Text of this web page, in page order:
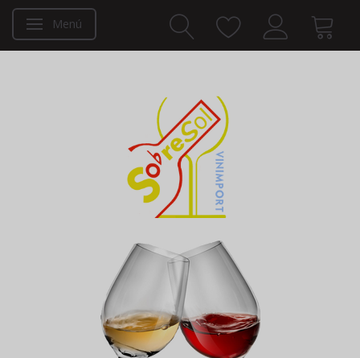
Navegación de palanca
Menú